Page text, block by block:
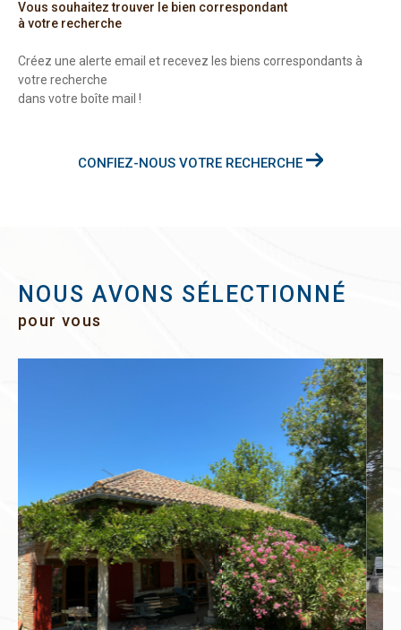
Vous souhaitez trouver le bien correspondant
à votre recherche
Créez une alerte email et recevez les biens correspondants à
votre recherche
dans votre boîte mail !
CONFIEZ-NOUS VOTRE RECHERCHE
NOUS AVONS SÉLECTIONNÉ
pour vous